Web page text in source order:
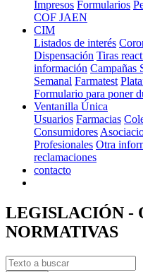
Impresos Formularios
COF JAEN
CIM
Listados de interés
Dispensación Tiras
información Campañas
Semanal Farmatest
Formulario para poner
Ventanilla Única
Usuarios Farmacias
Consumidores
Profesionales Otra
reclamaciones
contacto
LEGISLACIÓN -
NORMATIVAS